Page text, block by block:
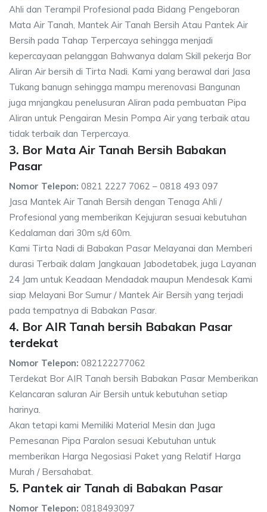
Ahli dan Terampil Profesional pada Bidang Pengeboran
Mata Air Tanah, Mantek Air Tanah Bersih Atau Pantek Air
Bersih pada Tahap Terpercaya sehingga menjadi
kepercayaan pelanggan Bahwanya dalam Skill pekerja Bor
Aliran Air bersih di Tirta Nadi. Kami yang berawal dari Jasa
Tukang banugn sehingga mampu merenovasi Bangunan
juga mnjangkau penelusuran Aliran pada pembuatan Pipa
Aliran untuk Pengairan Mesin Pompa Air yang terbaik atau
tidak terbaik dan Terpercaya.
3. Bor Mata Air Tanah Bersih Babakan
Pasar
Nomor Telepon: 0821 2227 7062 – 0818 493 097
Jasa Mantek Air Tanah Bersih dengan Tenaga Ahli /
Profesional yang memberikan Kejujuran sesuai kebutuhan
Kedalaman dari 30m s/d 60m.
Kami Tirta Nadi di Babakan Pasar Melayanai dan Memberi
durasi Terbaik dalam Jangkauan Jabodetabek, juga Layanan
24 Jam untuk Keadaan Mendadak maupun Mendesak Kami
siap Melayani Bor Sumur / Mantek Air Bersih yang terjadi
pada tempatnya di Babakan Pasar.
4. Bor AIR Tanah bersih Babakan Pasar
terdekat
Nomor Telepon: 082122277062
Terdekat Bor AIR Tanah bersih Babakan Pasar Memberikan
Kelancaran saluran Air Bersih untuk kebutuhan setiap
harinya.
Akan tetapi kami Memiliki Material Mesin dan Juga
Pemesanan Pipa Paralon sesuai Kebutuhan untuk
memberikan Harga Negosiasi Paket yang Relatif Harga
Murah / Bersahabat.
5. Pantek air Tanah di Babakan Pasar
Nomor Telepon: 0818493097